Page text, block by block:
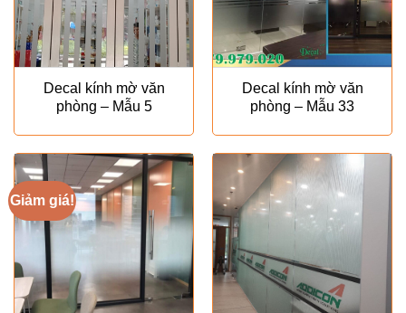
Decal kính mờ văn
phòng – Mẫu 5
Decal kính mờ văn
phòng – Mẫu 33
Giảm giá!